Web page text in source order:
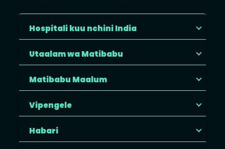
Hospitali kuu nchini India
Utaalam wa Matibabu
Matibabu Maalum
Vipengele
Habari